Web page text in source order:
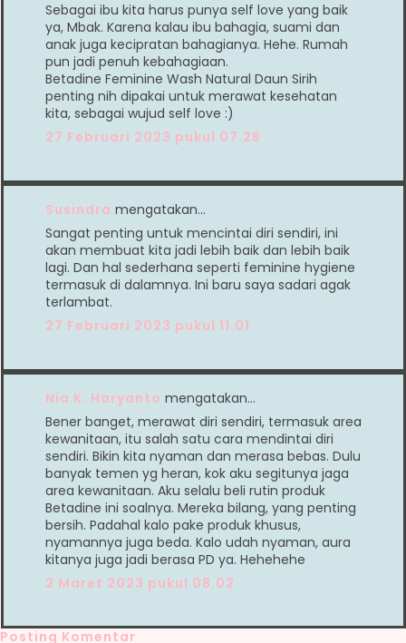
Sebagai ibu kita harus punya self love yang baik
ya, Mbak. Karena kalau ibu bahagia, suami dan
anak juga kecipratan bahagianya. Hehe. Rumah
pun jadi penuh kebahagiaan.
Betadine Feminine Wash Natural Daun Sirih
penting nih dipakai untuk merawat kesehatan
kita, sebagai wujud self love :)
27 Februari 2023 pukul 07.28
Susindra mengatakan…
Sangat penting untuk mencintai diri sendiri, ini
akan membuat kita jadi lebih baik dan lebih baik
lagi. Dan hal sederhana seperti feminine hygiene
termasuk di dalamnya. Ini baru saya sadari agak
terlambat.
27 Februari 2023 pukul 11.01
Nia K. Haryanto mengatakan…
Bener banget, merawat diri sendiri, termasuk area
kewanitaan, itu salah satu cara mendintai diri
sendiri. Bikin kita nyaman dan merasa bebas. Dulu
banyak temen yg heran, kok aku segitunya jaga
area kewanitaan. Aku selalu beli rutin produk
Betadine ini soalnya. Mereka bilang, yang penting
bersih. Padahal kalo pake produk khusus,
nyamannya juga beda. Kalo udah nyaman, aura
kitanya juga jadi berasa PD ya. Hehehehe
2 Maret 2023 pukul 08.02
Posting Komentar